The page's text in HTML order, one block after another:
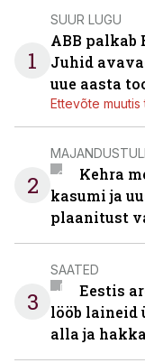
1
SUUR LUGU
ABB palkab
Juhid
uue aasta
Ettevõte
2
Kehra
kasumi ja
plaanitust
3
SAATED
Eestis
lööb laineid
alla ja